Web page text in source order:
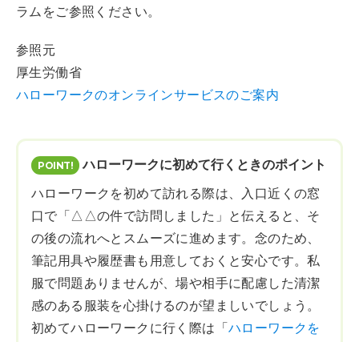
ラムをご参照ください。
参照元
厚生労働省
ハローワークのオンラインサービスのご案内
ハローワークに初めて行くときのポイント
ハローワークを初めて訪れる際は、入口近くの窓
口で「△△の件で訪問しました」と伝えると、そ
の後の流れへとスムーズに進めます。念のため、
筆記用具や履歴書も用意しておくと安心です。私
服で問題ありませんが、場や相手に配慮した清潔
感のある服装を心掛けるのが望ましいでしょう。
初めてハローワークに行く際は「ハローワークを